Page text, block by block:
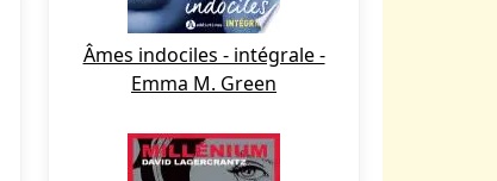
Âmes indociles - intégrale -
Emma M. Green